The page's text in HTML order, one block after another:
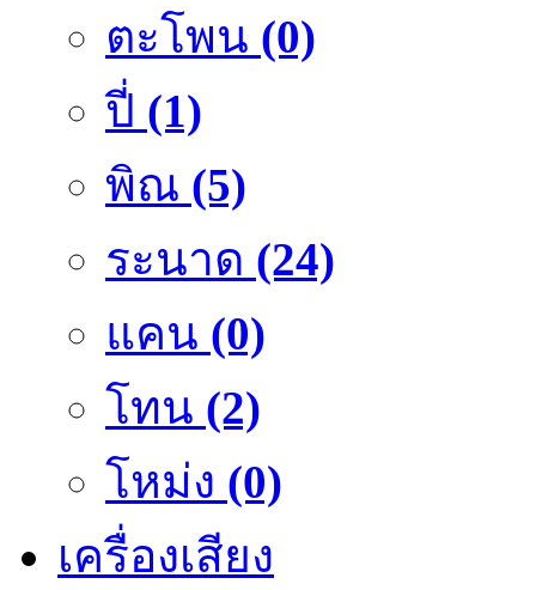
ตะโพน (0)
ปี่ (1)
พิณ (5)
ระนาด (24)
แคน (0)
โทน (2)
โหม่ง (0)
เครื่องเสียง